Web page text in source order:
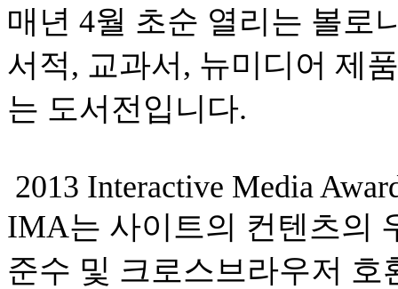
매년 4월 초순 열리는 볼로
서적, 교과서, 뉴미디어 제
는 도서전입니다.
2013 Interactive Media
IMA는 사이트의 컨텐츠의
준수 및 크로스브라우저